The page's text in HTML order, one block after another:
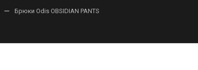
— Брюки Odis OBSIDIAN PANTS